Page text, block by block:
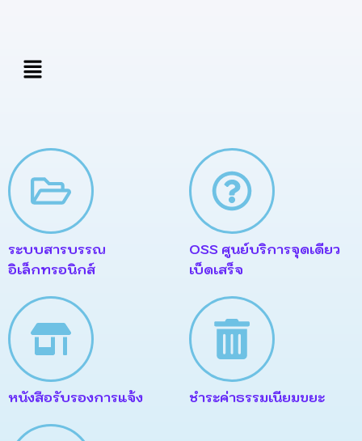
เมนู
ระบบสารบรรณ
อิเล็กทรอนิกส์
OSS ศูนย์บริการจุดเดียว
เบ็ดเสร็จ
หนังสือรับรองการแจ้ง ชำระค่าธรรมเนียมขยะ